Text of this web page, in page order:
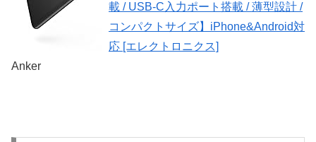
載 / USB-C入力ポート搭載 / 薄型設計 /
コンパクトサイズ】iPhone&Android対
応 [エレクトロニクス]
Anker